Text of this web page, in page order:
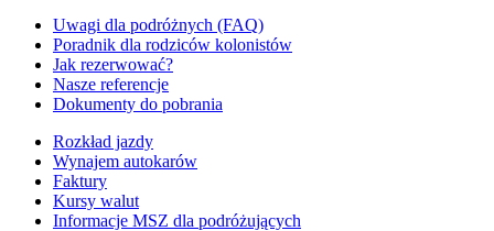
Uwagi dla podróżnych (FAQ)
Poradnik dla rodziców kolonistów
Jak rezerwować?
Nasze referencje
Dokumenty do pobrania
Rozkład jazdy
Wynajem autokarów
Faktury
Kursy walut
Informacje MSZ dla podróżujących